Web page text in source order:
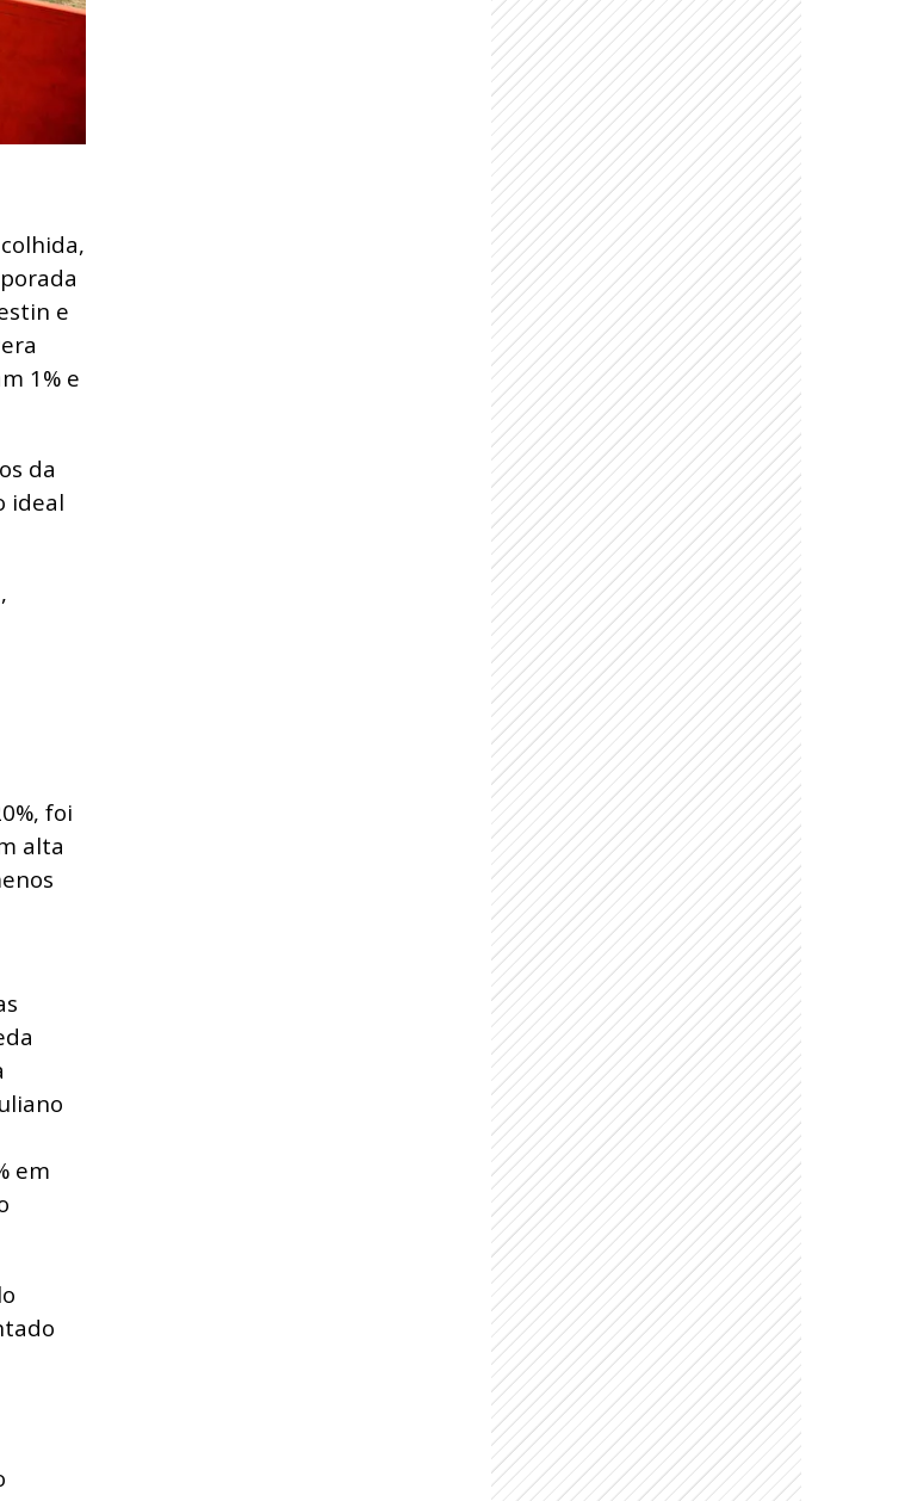
e
1% e
da
ideal
foi
alta
em